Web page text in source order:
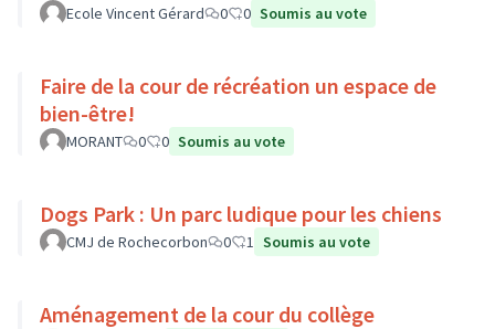
Ecole Vincent Gérard 0 0 Soumis au vote
Faire de la cour de récréation un espace de
bien-être!
MORANT 0 0 Soumis au vote
Dogs Park : Un parc ludique pour les chiens
CMJ de Rochecorbon 0 1 Soumis au vote
Aménagement de la cour du collège